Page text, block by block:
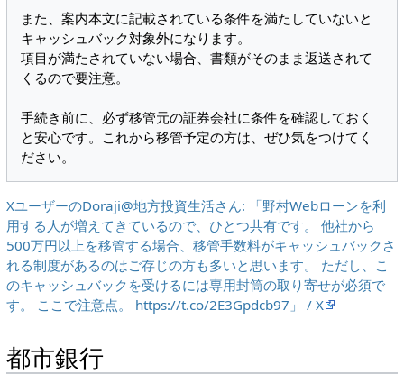
また、案内本文に記載されている条件を満たしていないと
キャッシュバック対象外になります。
項目が満たされていない場合、書類がそのまま返送されて
くるので要注意。
手続き前に、必ず移管元の証券会社に条件を確認しておく
と安心です。これから移管予定の方は、ぜひ気をつけてく
XユーザーのDoraji@地方投資生活さん: 「野村Webローンを利
用する人が増えてきているので、ひとつ共有です。 他社から
500万円以上を移管する場合、移管手数料がキャッシュバックさ
れる制度があるのはご存じの方も多いと思います。 ただし、こ
のキャッシュバックを受けるには専用封筒の取り寄せが必須で
す。 ここで注意点。 https://t.co/2E3Gpdcb97」 / X
都市銀行